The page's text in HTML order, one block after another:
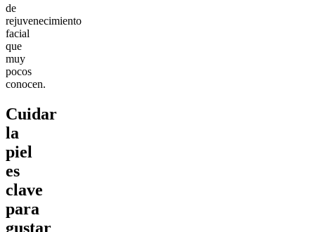
de
rejuvenecimiento
facial
que
muy
pocos
conocen.
Cuidar
la
piel
es
clave
para
gustar